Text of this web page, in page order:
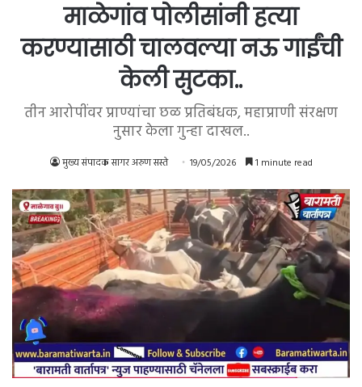
माळेगांव पोलीसांनी हत्या
करण्यासाठी चालवल्या नऊ गाईंची
केली सुटका..
तीन आरोपींवर प्राण्यांचा छळ प्रतिबंधक, महाप्राणी संरक्षण
नुसार केला गुन्हा दाखल..
मुख्य संपादक सागर अरुण सस्ते 19/05/2026 1 minute read